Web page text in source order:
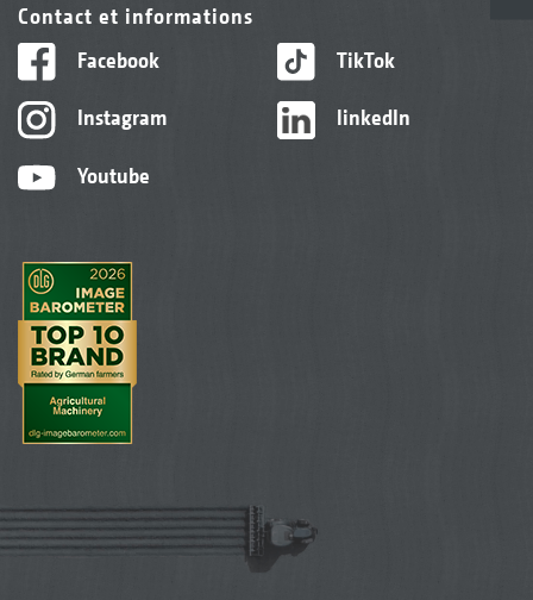
Contact et informations
Facebook
Instagram
Youtube
TikTok
linkedIn